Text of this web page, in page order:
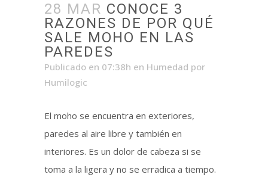
28 MAR CONOCE 3
RAZONES DE POR QUÉ
SALE MOHO EN LAS
PAREDES
Publicado en 07:38h en Humedad por
Humilogic
El moho se encuentra en exteriores,
paredes al aire libre y también en
interiores. Es un dolor de cabeza si se
toma a la ligera y no se erradica a tiempo.